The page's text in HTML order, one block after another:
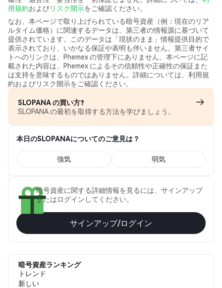
用規約およびリスク開示をご確認ください。
なお、本ページで取り上げられている暗号資産（例：現在のリア
ルタイム価格）に関連するデータは、第三者の情報源に基づいて
提供されています。このデータは「現状のまま」情報提供目的で
表示されており、いかなる保証や表明も伴いません。第三者サイ
トへのリンクは、Phemex の管理下にありません。本ページに記
載された内容は、Phemex によるその信頼性や正確性の保証また
は支持を意味するものではありません。詳細については、利用規
約およびリスク開示をご確認ください。
SLOPANA の買い方?
SLOPANA の最初を取得する方法を学びましょう。
本日のSLOPANAについてのご意見は？
強気 弱気
暗号資産に関する詳細情報を見るには、サインアップ
またはログインしてください。
サインアップ/ログイン
暗号資産ランキング
トレンド
新しい